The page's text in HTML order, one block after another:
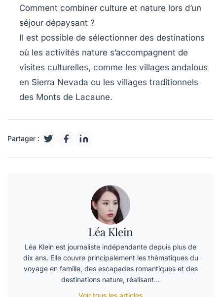
Comment combiner culture et nature lors d’un
séjour dépaysant ?
Il est possible de sélectionner des destinations
où les activités nature s’accompagnent de
visites culturelles, comme les villages andalous
en Sierra Nevada ou les villages traditionnels
des Monts de Lacaune.
Partager :
Léa Klein
Léa Klein est journaliste indépendante depuis plus de
dix ans. Elle couvre principalement les thématiques du
voyage en famille, des escapades romantiques et des
destinations nature, réalisant…
Voir tous les articles